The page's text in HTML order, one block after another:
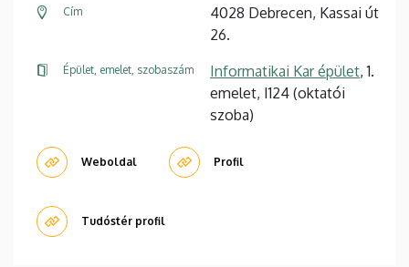
Cím
4028 Debrecen, Kassai út
26.
Épület, emelet, szobaszám Informatikai Kar épület, 1.
emelet, I124 (oktatói
szoba)
Weboldal Profil
Tudóstér profil